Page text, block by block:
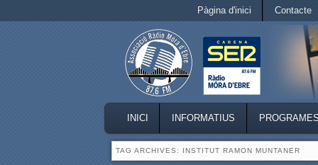
Pàgina d'inici Contacte
MAIN MENU
SKIP TO PRIMARY CONTENT
SKIP TO SECONDARY CONTENT
INICI INFORMATIUS PROGRAMES
TAG ARCHIVES: INSTITUT RAMON MUNTANER